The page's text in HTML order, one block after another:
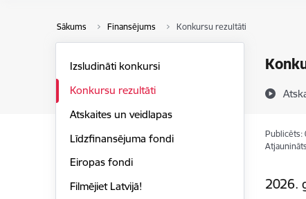
Sākums Finansējums Konkursu rezultāti
Izsludināti konkursi
Konkursu rezultāti
Atskaites un veidlapas
Līdzfinansējuma fondi
Eiropas fondi
Filmējiet Latvijā!
Publicēts:
2026.